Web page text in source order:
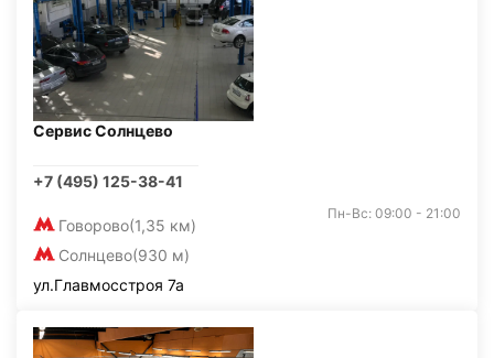
Сервис Солнцево
+7 (495) 125-38-41
Говорово(1,35 км)
Солнцево(930 м)
Пн-Вс: 09:00 - 21:00
ул.Главмосстроя 7а